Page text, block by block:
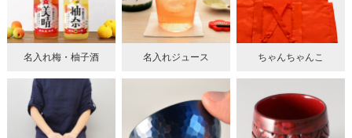
名入れ梅・柚子酒 名入れジュース ちゃんちゃんこ